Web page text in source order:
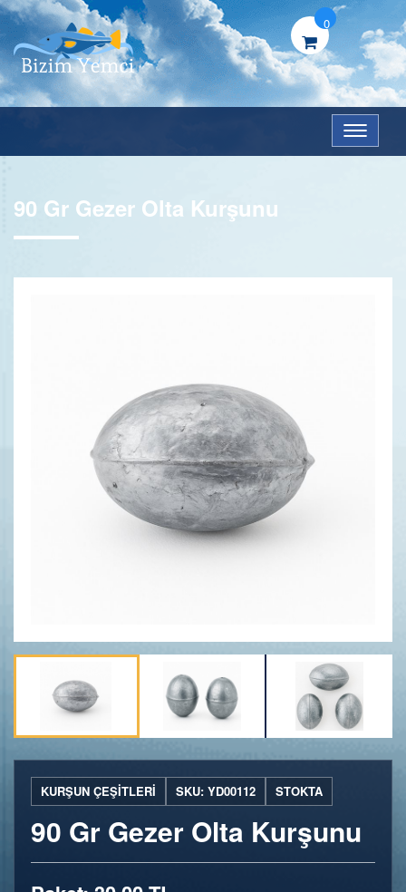
0
Menü
90 Gr Gezer Olta Kurşunu
KURŞUN ÇEŞITLERI SKU: YD00112 STOKTA
90 Gr Gezer Olta Kurşunu